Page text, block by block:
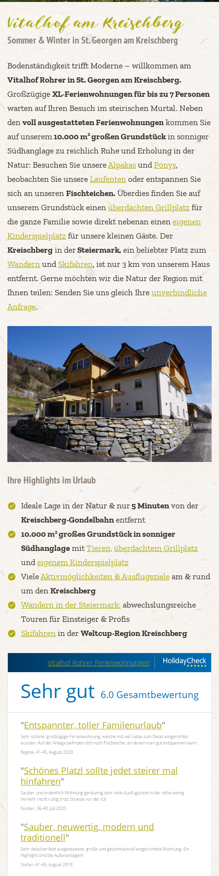
Vitalhof am Kreischberg
Sommer & Winter in St. Georgen am Kreischberg
Bodenständigkeit trifft Moderne – willkommen am
Vitalhof Rohrer in St. Georgen am Kreischberg.
Großzügige XL-Ferienwohnungen für bis zu 7 Personen
warten auf Ihren Besuch im steirischen Murtal. Neben
den voll ausgestatteten Ferienwohnungen kommen Sie
auf unserem 10.000 m2großen Grundstückin sonniger
Südhanglage zu reichlich Ruhe und Erholung in der
Natur: Besuchen Sie unsere Alpakas und Ponys,
beobachten Sie unsere Laufenten oder entspannen Sie
sich an unseren Fischteichen. Überdies finden Sie auf
unserem Grundstück einen überdachten Grillplatz für
die ganze Familie sowie direkt nebenan einen eigenen
Kinderspielplatz für unsere kleinen Gäste. Der
Kreischberg in derSteiermark, ein beliebter Platz zum
Wandern und Skifahren, ist nur 3 km von unserem Haus
entfernt. Gerne möchten wir die Natur der Region mit
Ihnen teilen: Senden Sie uns gleich Ihre unverbindliche
Anfrage.
Ihre Highlights im Urlaub
Ideale Lage in der Natur & nur5 Minuten von der
Kreischberg-Gondelbahn entfernt
10.000 m2großes Grundstück in sonniger
Südhanglage mit Tieren, überdachtem Grillplatz
und eigenem Kinderspielplatz
VieleAktivmöglichkeiten & Ausflugsziele am & rund
um den Kreischberg
Wandern in der Steiermark: abwechslungsreiche
Touren für Einsteiger & Profis
Skifahren in der Weltcup-Region Kreischberg
Vitalhof Rohrer Ferienwohnungen
Sehr gut 6.0 Gesamtbewertung
"Entspannter, toller Familenurlaub"
Sehr schöne, großzügige Ferienwohnung, welche mit viel Liebe zum Detail eingerichtet
wurden. Auf der Anlage befinden sich noch Fischteiche, an denen man gut entspannen kann.
Regina, 41-45, August 2020
"Schönes Platzl sollte jedet steirer mal
hinfahren"
Sauber und ordentlich Wohnung geräumig sehr viele Ausflugsziele in der nähe wenig
Verkehr recht ruhig trotz Strasse vor der tür
Günter, 36-40, Juli 2020
"Sauber, neuwertig, modern und
traditionell"
Sehr detailverliebt ausgestattete, große und geschmackvoll eingerichtete Wohnung. Ein
Highlight sind die Außenanlagen!
Stefan, 41-45, August 2019